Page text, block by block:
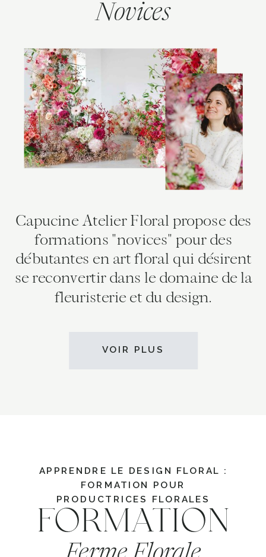
VOIR PLUS
Capucine Atelier Floral propose des
formations "novices" pour des
débutantes en art floral qui désirent
se reconvertir dans le domaine de la
fleuristerie et du design.
Novices
APPRENDRE LE DESIGN FLORAL :
FORMATION POUR
PRODUCTRICES FLORALES
FORMATION